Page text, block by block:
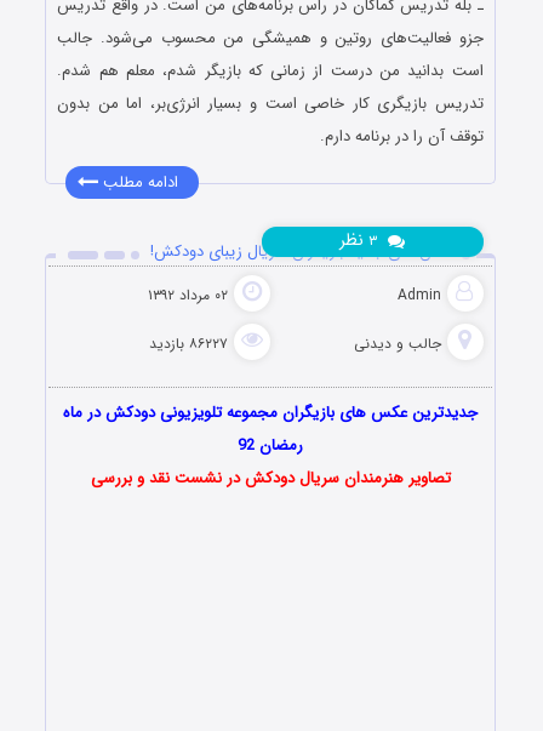
ـ بله تدریس کماکان در رأس برنامه‌های من است. در واقع تدریس
جزو فعالیت‌های روتین و همیشگی من محسوب می‌شود. جالب
است بدانید من درست از زمانی که بازیگر شدم، معلم هم شدم.
تدریس بازیگری کار خاصی است و بسیار انرژی‌بر، اما من بدون
توقف آن را در برنامه دارم.
ادامه مطلب
عکس های جدید بازیگران سریال زیبای دودکش!
Admin ۰۲ مرداد ۱۳۹۲
جالب و دیدنی ۸۶۲۲۷ بازدید
نظر
جدیدترین عکس های بازیگران مجموعه تلویزیونی دودکش در ماه
رمضان 92
تصاویر هنرمندان سریال دودکش در نشست نقد و بررسی